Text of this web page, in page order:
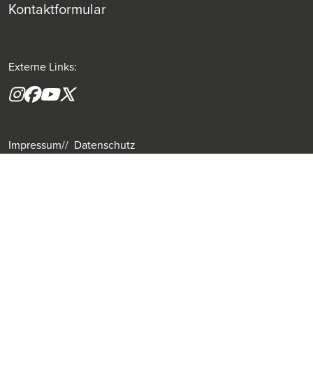
Kontaktformular
Externe Links:
Instagram
Facebook
YouTubeX formerly(twitter)
Impressum Datenschutz